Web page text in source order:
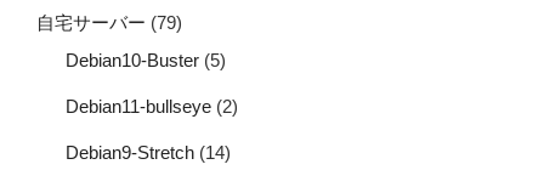
自宅サーバー (79)
Debian10-Buster (5)
Debian11-bullseye (2)
Debian9-Stretch (14)